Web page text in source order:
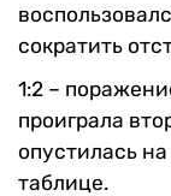
сократить
1:2 –
проиграла
опустилась
таблице.